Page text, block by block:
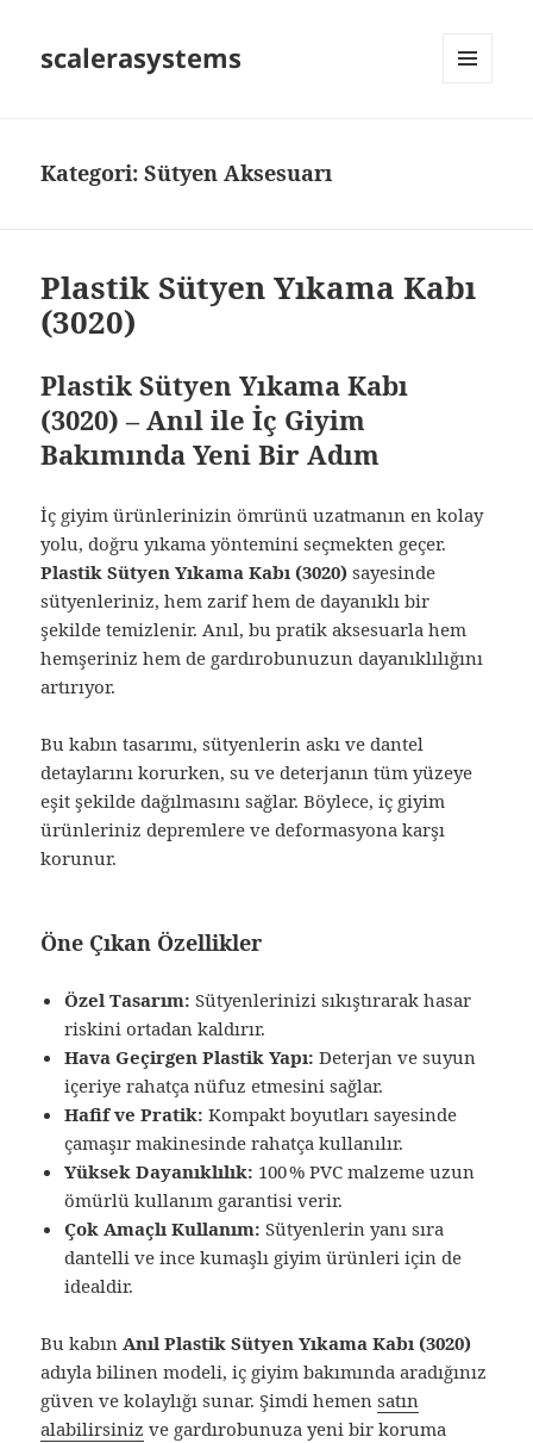
scalerasystems
Kategori:Sütyen Aksesuarı
Plastik Sütyen Yıkama Kabı
(3020)
Plastik Sütyen Yıkama Kabı
(3020) – Anıl ile İç Giyim
Bakımında Yeni Bir Adım
İç giyim ürünlerinizin ömrünü uzatmanın en kolay
yolu, doğru yıkama yöntemini seçmekten geçer.
Plastik Sütyen Yıkama Kabı (3020) sayesinde
sütyenleriniz, hem zarif hem de dayanıklı bir
şekilde temizlenir. Anıl, bu pratik aksesuarla hem
hemşeriniz hem de gardırobunuzun dayanıklılığını
artırıyor.
Bu kabın tasarımı, sütyenlerin askı ve dantel
detaylarını korurken, su ve deterjanın tüm yüzeye
eşit şekilde dağılmasını sağlar. Böylece, iç giyim
ürünleriniz depremlere ve deformasyona karşı
korunur.
Öne Çıkan Özellikler
Özel Tasarım: Sütyenlerinizi sıkıştırarak hasar
riskini ortadan kaldırır.
Hava Geçirgen Plastik Yapı: Deterjan ve suyun
içeriye rahatça nüfuz etmesini sağlar.
Hafif ve Pratik: Kompakt boyutları sayesinde
çamaşır makinesinde rahatça kullanılır.
Yüksek Dayanıklılık: 100 % PVC malzeme uzun
ömürlü kullanım garantisi verir.
Çok Amaçlı Kullanım: Sütyenlerin yanı sıra
dantelli ve ince kumaşlı giyim ürünleri için de
idealdir.
Bu kabınAnıl Plastik Sütyen Yıkama Kabı (3020)
adıyla bilinen modeli, iç giyim bakımında aradığınız
güven ve kolaylığı sunar. Şimdi hemensatın
alabilirsiniz ve gardırobunuza yeni bir koruma